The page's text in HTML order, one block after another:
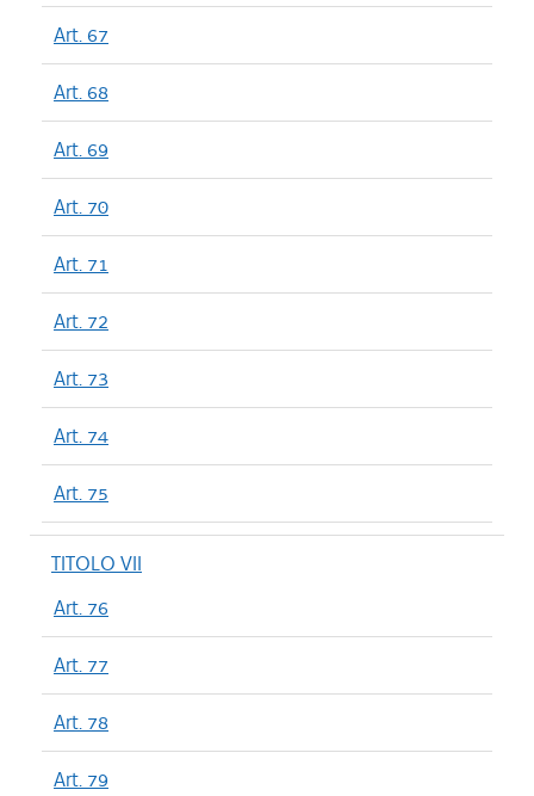
Art. 67
Art. 68
Art. 69
Art. 70
Art. 71
Art. 72
Art. 73
Art. 74
Art. 75
TITOLO VII
Art. 76
Art. 77
Art. 78
Art. 79